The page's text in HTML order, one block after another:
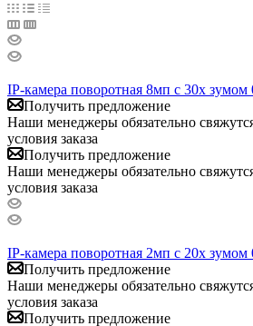
IP-камера поворотная 8мп с 30х зумом
Получить предложение
Наши менеджеры обязательно
условия заказа
Получить предложение
Наши менеджеры обязательно
условия заказа
IP-камера поворотная 2мп с 20x
Получить предложение
Наши менеджеры обязательно
условия заказа
Получить предложение